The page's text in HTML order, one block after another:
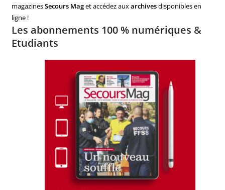
magazinesSecours Maget accédez auxarchivesdisponibles en
ligne !
Les abonnements 100 % numériques &
Etudiants